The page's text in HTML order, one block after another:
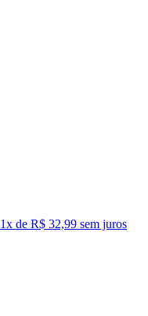
1x de R$ 32,99 sem juros